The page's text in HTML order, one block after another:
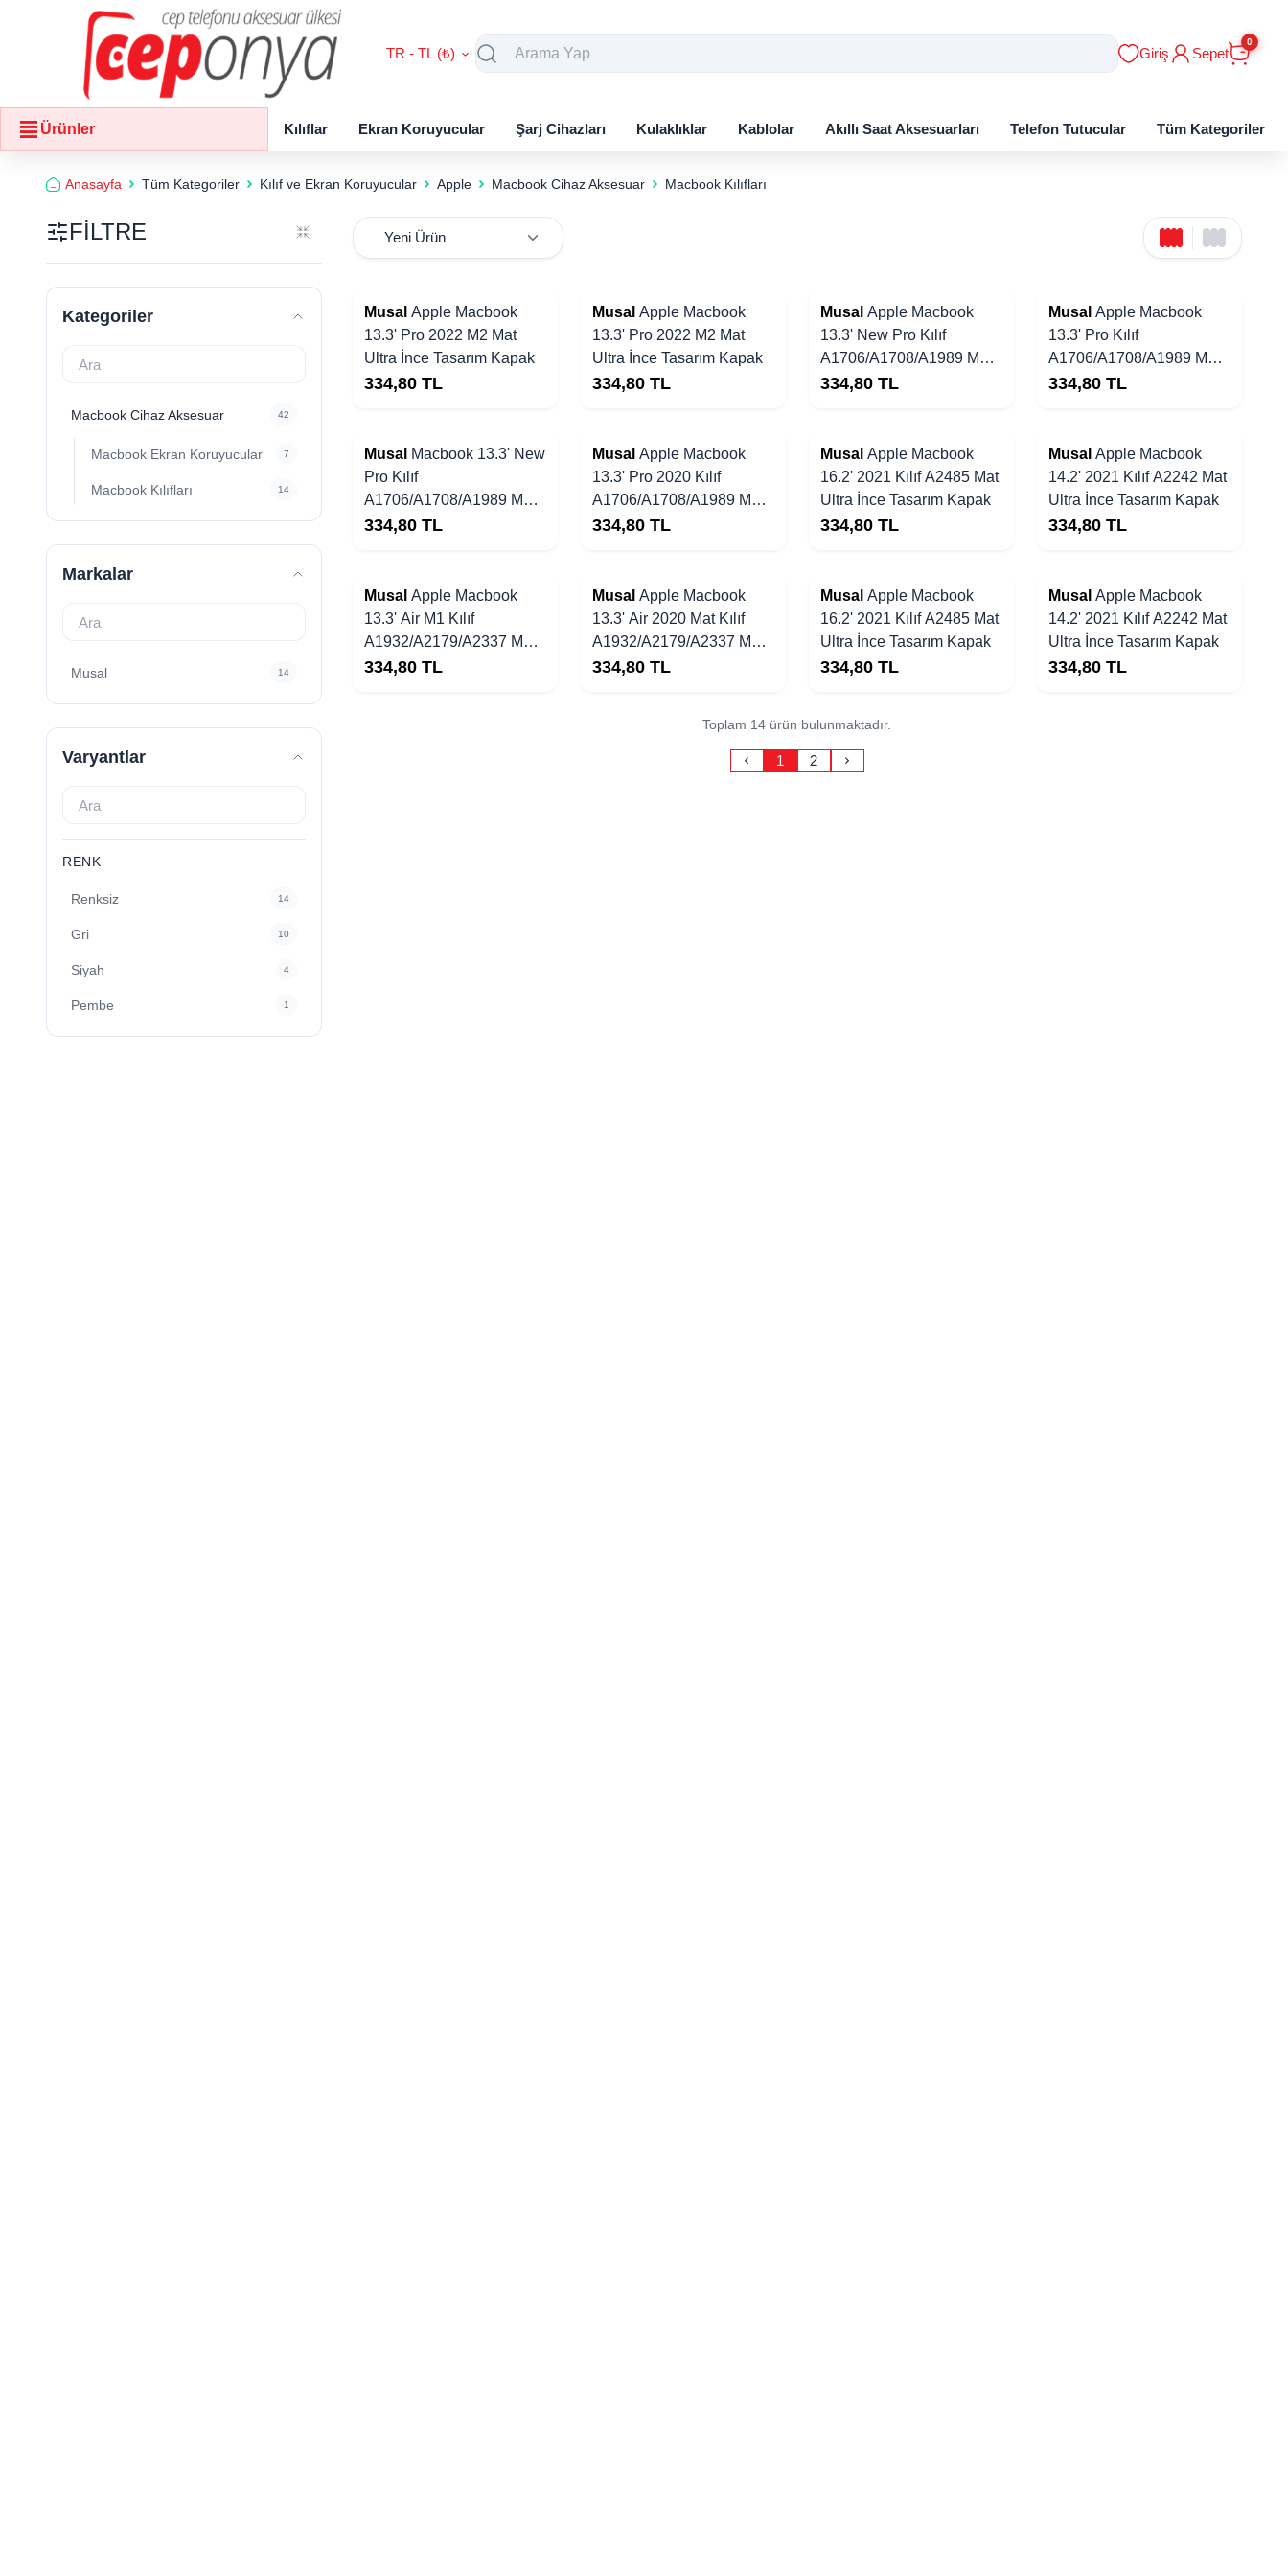
TR - TL (₺) Giriş Sepet
0
Ürünler Kılıflar Ekran Koruyucular Şarj Cihazları Kulaklıklar Kablolar Akıllı Saat Aksesuarları Telefon Tutucular Tüm Kategoriler
Anasayfa Tüm Kategoriler Kılıf ve Ekran Koruyucular Apple Macbook Cihaz Aksesuar Macbook Kılıfları
FİLTRE
Kategoriler
Macbook Cihaz Aksesuar 42
Macbook Ekran Koruyucular 7
Macbook Kılıfları 14
Markalar
Musal 14
Varyantlar
RENK
Renksiz 14
Gri 10
Siyah 4
Pembe 1
Yakında Stoklarda
Musal Apple Macbook
13.3' Pro 2022 M2 Mat
Ultra İnce Tasarım Kapak
334,80 TL
Musal Apple Macbook
13.3' Pro 2022 M2 Mat
Ultra İnce Tasarım Kapak
334,80 TL
Musal Apple Macbook
13.3' New Pro Kılıf
A1706/A1708/A1989 Mat
Ultra İnce Tasarım Kapak
334,80 TL
Musal Apple Macbook
13.3' Pro Kılıf
A1706/A1708/A1989 Mat
Ultra İnce Tasarım Kapak
334,80 TL
Musal Macbook 13.3' New
Pro Kılıf
A1706/A1708/A1989 Mat
Ultra İnce Tasarım Kapak
334,80 TL
Musal Apple Macbook
13.3' Pro 2020 Kılıf
A1706/A1708/A1989 Mat
Ultra İnce Tasarım Kapak
334,80 TL
Musal Apple Macbook
16.2' 2021 Kılıf A2485 Mat
Ultra İnce Tasarım Kapak
334,80 TL
Musal Apple Macbook
14.2' 2021 Kılıf A2242 Mat
Ultra İnce Tasarım Kapak
334,80 TL
Musal Apple Macbook
13.3' Air M1 Kılıf
A1932/A2179/A2337 Mat
Ultra İnce Tasarım Kapak
334,80 TL
Musal Apple Macbook
13.3' Air 2020 Mat Kılıf
A1932/A2179/A2337 Mat
Ultra İnce Tasarım Kapak
334,80 TL
Musal Apple Macbook
16.2' 2021 Kılıf A2485 Mat
Ultra İnce Tasarım Kapak
334,80 TL
Musal Apple Macbook
14.2' 2021 Kılıf A2242 Mat
Ultra İnce Tasarım Kapak
334,80 TL
Toplam 14 ürün bulunmaktadır.
1 2